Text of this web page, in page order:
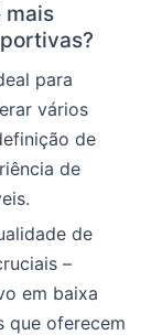
mais
para
vários
de
de
de
–
em baixa
que oferecem